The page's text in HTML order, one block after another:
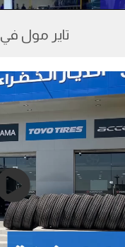
تاير مول في 70 ثانية